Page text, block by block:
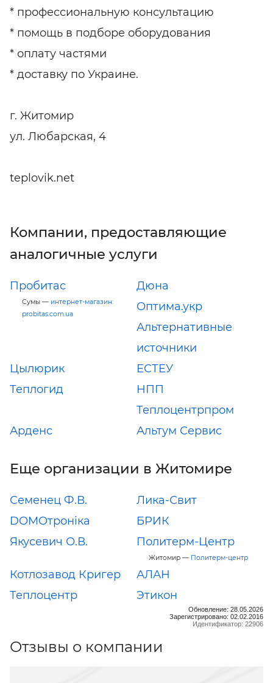
* профессиональную консультацию
* помощь в подборе оборудования
* оплату частями
* доставку по Украине.
г. Житомир
ул. Любарская, 4
teplovik.net
Компании, предоставляющие
аналогичные услуги
Пробитас
Сумы — интернет-магазин:
probitas.com.ua
Дюна
Оптима.укр
Альтернативные
источники
Цылюрик
ЕСТЕУ
Теплогид
НПП
Теплоцентрпром
Арденс
Альтум Сервис
Еще организации в Житомире
Семенец Ф.В.
Лика-Свит
DOMOтроніка
БРИК
Якусевич О.В.
Политерм-Центр
Житомир — Политерм-центр
Котлозавод Кригер
АЛАН
Теплоцентр
Этикон
Обновление: 28.05.2026
Зарегистрировано: 02.02.2016
Идентификатор: 22906
Отзывы о компании